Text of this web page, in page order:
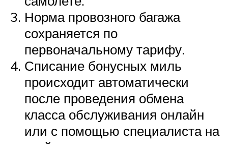
Норма провозного багажа
сохраняется по
первоначальному тарифу.
Списание бонусных миль
происходит автоматически
после проведения обмена
класса обслуживания онлайн
или с помощью специалиста на